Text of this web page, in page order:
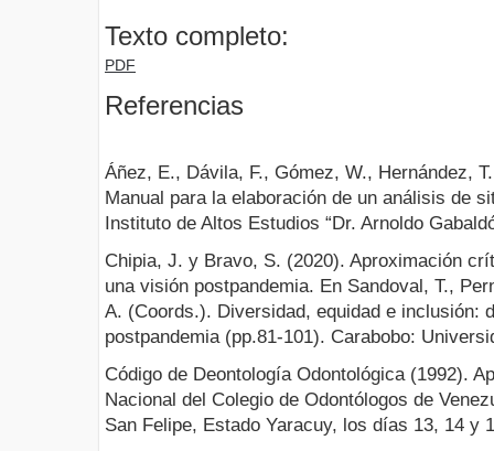
Texto completo:
PDF
Referencias
Áñez, E., Dávila, F., Gómez, W., Hernández,
Manual para la elaboración de un análisis de
Instituto de Altos Estudios “Dr. Arnoldo
Chipia, J. y Bravo, S. (2020). Aproximación
una visión postpandemia. En Sandoval, T.,
A. (Coords.). Diversidad, equidad e inclusión:
postpandemia (pp.81-101). Carabobo:
Código de Deontología Odontológica (1992).
Nacional del Colegio de Odontólogos de
San Felipe, Estado Yaracuy, los días 13, 14 y